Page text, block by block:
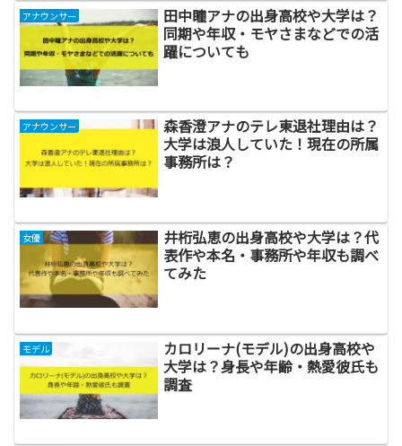
アナウンサー
田中瞳アナの出身高校や大学は？
同期や年収・モヤさまなどでの活
躍についても
アナウンサー
森香澄アナのテレ東退社理由は？
大学は浪人していた！現在の所属
事務所は？
女優
井桁弘恵の出身高校や大学は？代
表作や本名・事務所や年収も調べ
てみた
モデル
カロリーナ(モデル)の出身高校や
大学は？身長や年齢・熱愛彼氏も
調査